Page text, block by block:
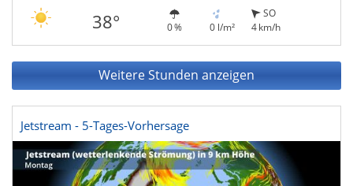
38° 0 % 0 l/m²
SO
4 km/h
Weitere Stunden anzeigen
Jetstream - 5-Tages-Vorhersage